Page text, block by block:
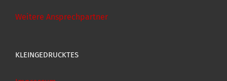
Weitere Ansprechpartner
KLEINGEDRUCKTES